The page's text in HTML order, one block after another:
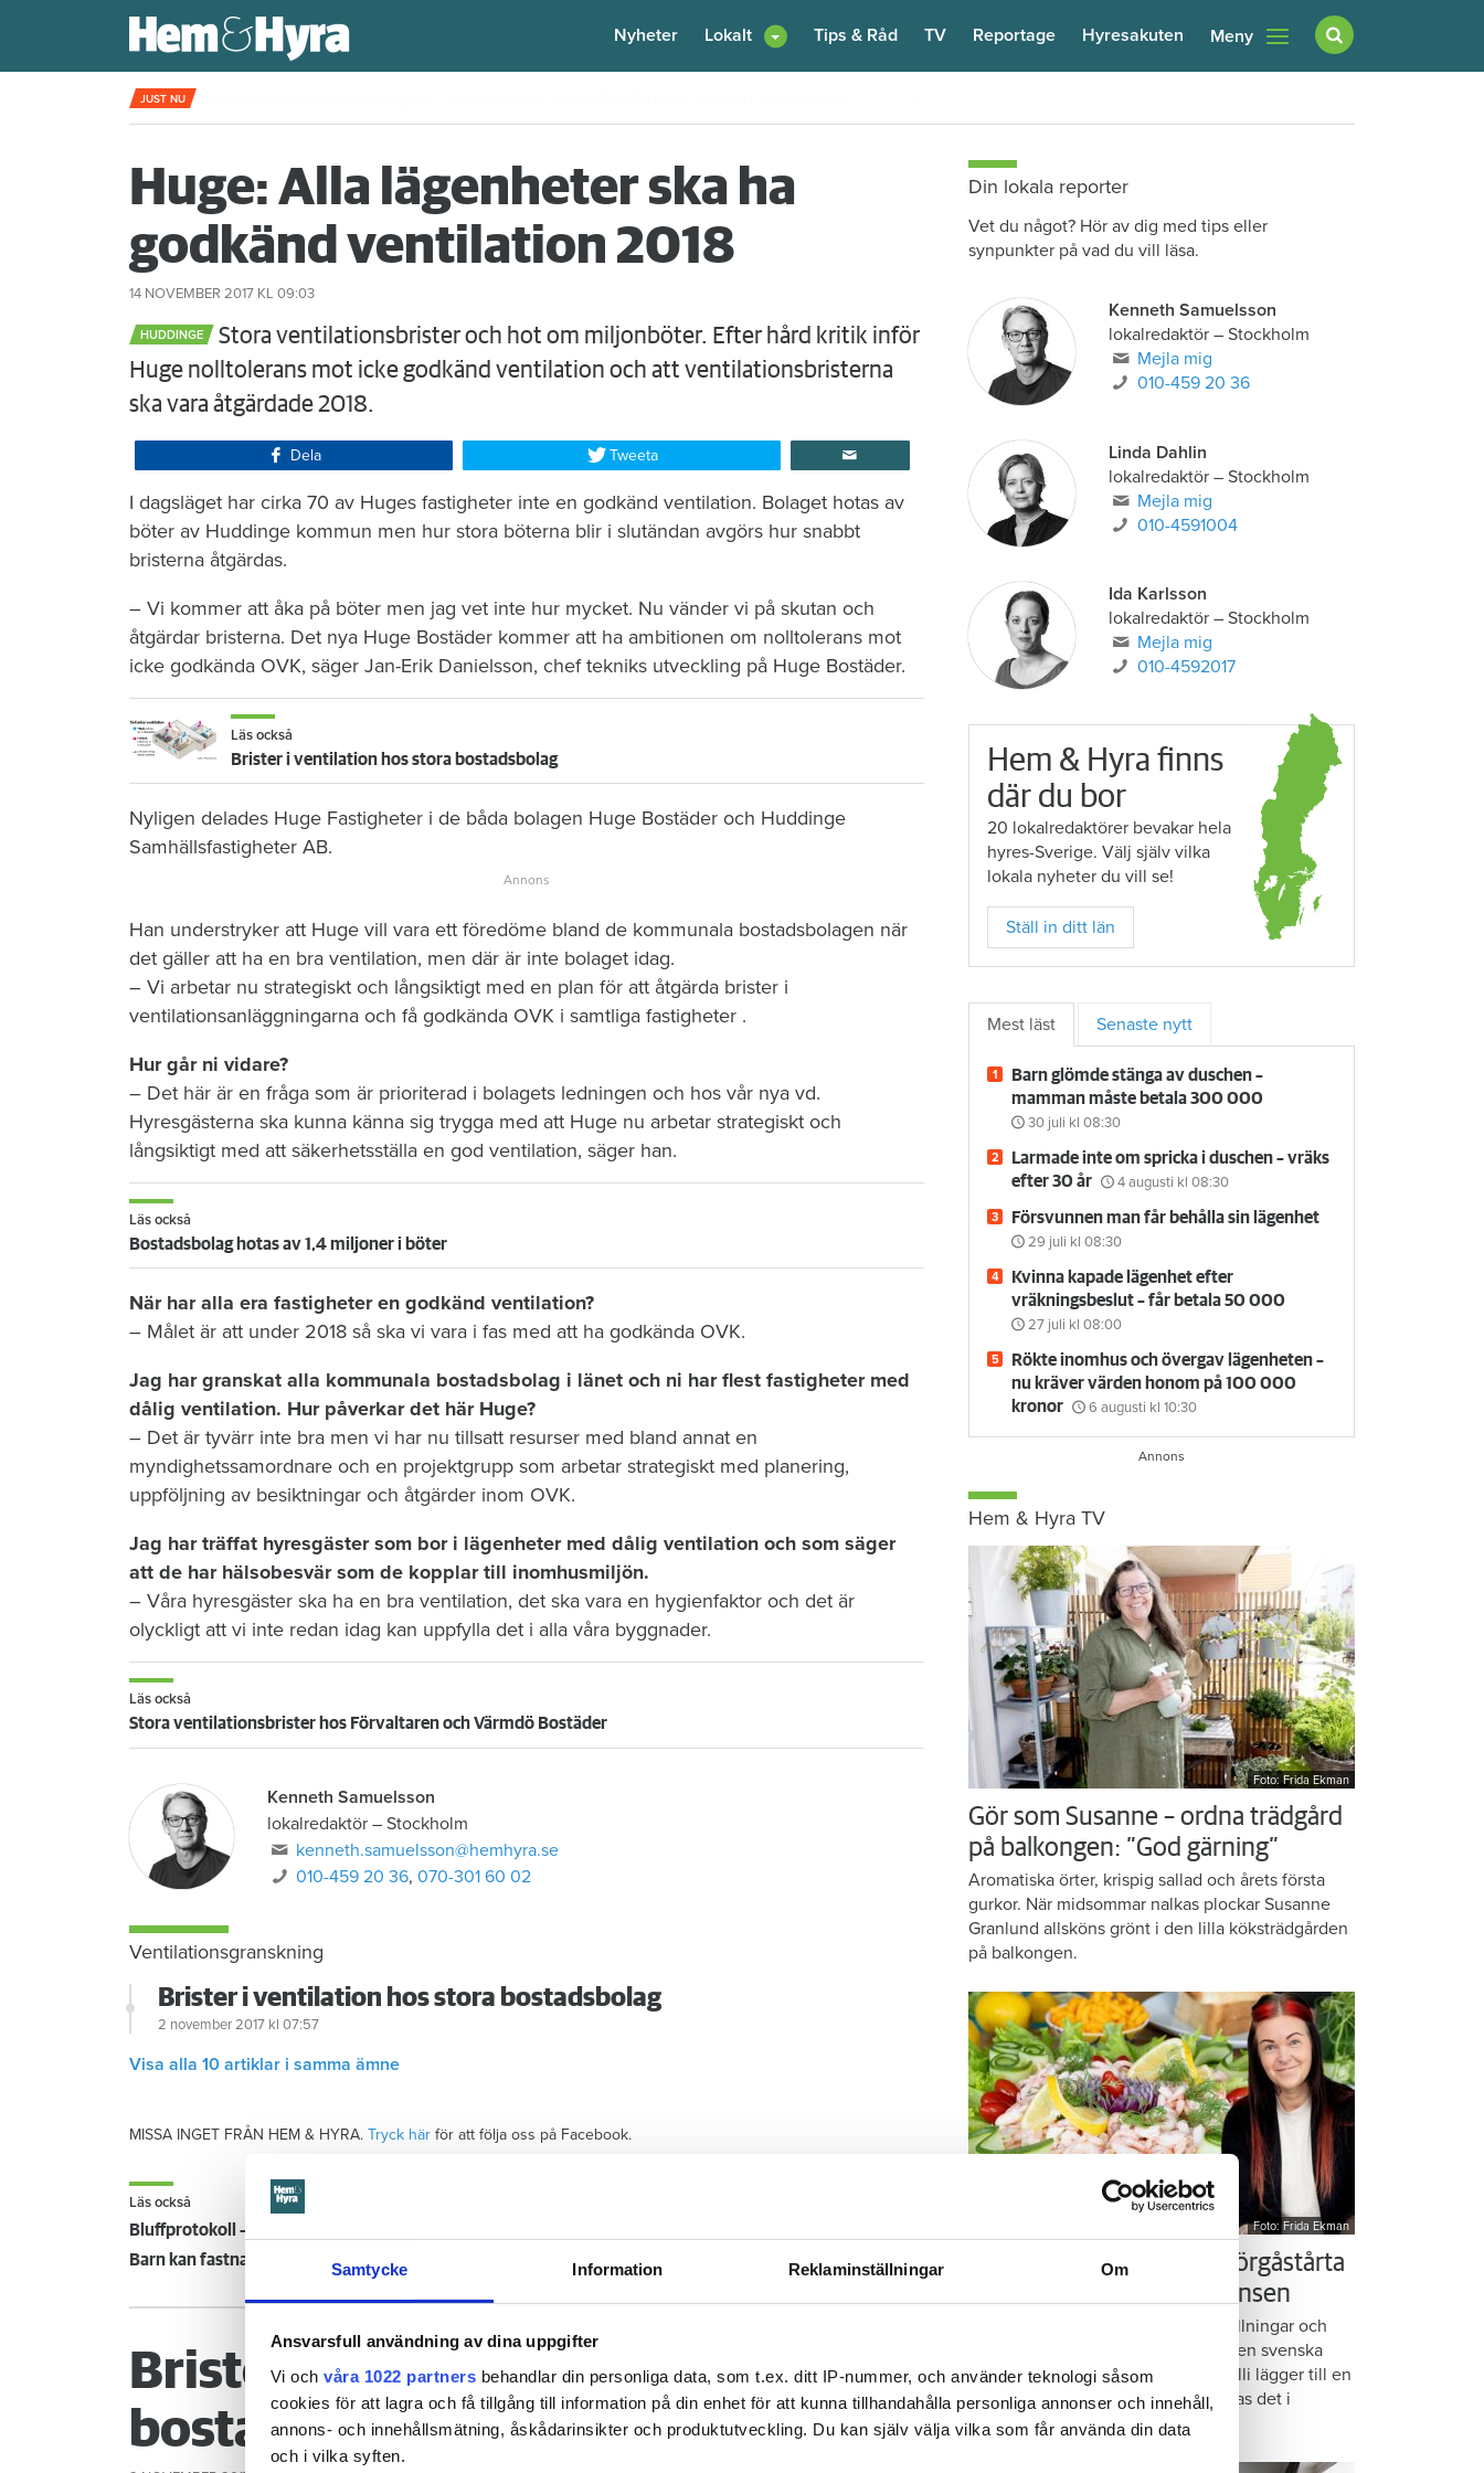
Samtycke Information Reklaminställningar Om
Ansvarsfull användning av dina uppgifter
Vi och våra 1022 partners behandlar din personliga data, som t.ex. ditt IP-nummer, och använder teknologi såsom
cookies för att lagra och få tillgång till information på din enhet för att kunna tillhandahålla personliga annonser och innehåll,
annons- och innehållsmätning, åskådarinsikter och produktutveckling. Du kan själv välja vilka som får använda din data
och i vilka syften.
Nyheter Lokalt Tips & Råd TV Reportage Hyresakuten Meny
JUST NU
Huge: Alla lägenheter ska ha
godkänd ventilation 2018
14 NOVEMBER 2017 KL 09:03
HUDDINGE
Stora ventilationsbrister och hot om miljonböter. Efter hård kritik inför
Huge nolltolerans mot icke godkänd ventilation och att ventilationsbristerna
ska vara åtgärdade 2018.
Dela Tweeta
I dagsläget har cirka 70 av Huges fastigheter inte en godkänd ventilation. Bolaget hotas av
böter av Huddinge kommun men hur stora böterna blir i slutändan avgörs hur snabbt
bristerna åtgärdas.
– Vi kommer att åka på böter men jag vet inte hur mycket. Nu vänder vi på skutan och
åtgärdar bristerna. Det nya Huge Bostäder kommer att ha ambitionen om nolltolerans mot
icke godkända OVK, säger Jan-Erik Danielsson, chef tekniks utveckling på Huge Bostäder.
Läs också
Brister i ventilation hos stora bostadsbolag
Nyligen delades Huge Fastigheter i de båda bolagen Huge Bostäder och Huddinge
Samhällsfastigheter AB.
Han understryker att Huge vill vara ett föredöme bland de kommunala bostadsbolagen när
det gäller att ha en bra ventilation, men där är inte bolaget idag.
– Vi arbetar nu strategiskt och långsiktigt med en plan för att åtgärda brister i
ventilationsanläggningarna och få godkända OVK i samtliga fastigheter .
Hur går ni vidare?
– Det här är en fråga som är prioriterad i bolagets ledningen och hos vår nya vd.
Hyresgästerna ska kunna känna sig trygga med att Huge nu arbetar strategiskt och
långsiktigt med att säkerhetsställa en god ventilation, säger han.
Läs också
Bostadsbolag hotas av 1,4 miljoner i böter
När har alla era fastigheter en godkänd ventilation?
– Målet är att under 2018 så ska vi vara i fas med att ha godkända OVK.
Jag har granskat alla kommunala bostadsbolag i länet och ni har flest fastigheter med
dålig ventilation. Hur påverkar det här Huge?
– Det är tyvärr inte bra men vi har nu tillsatt resurser med bland annat en
myndighetssamordnare och en projektgrupp som arbetar strategiskt med planering,
uppföljning av besiktningar och åtgärder inom OVK.
Jag har träffat hyresgäster som bor i lägenheter med dålig ventilation och som säger
att de har hälsobesvär som de kopplar till inomhusmiljön.
– Våra hyresgäster ska ha en bra ventilation, det ska vara en hygienfaktor och det är
olyckligt att vi inte redan idag kan uppfylla det i alla våra byggnader.
Läs också
Stora ventilationsbrister hos Förvaltaren och Värmdö Bostäder
Kenneth Samuelsson
lokalredaktör – Stockholm
kenneth.samuelsson@hemhyra.se
010-459 20 36,070-301 60 02
Ventilationsgranskning
Brister i ventilation hos stora bostadsbolag
2 november 2017 kl 07:57
Visa alla 10 artiklar i samma ämne
MISSA INGET FRÅN HEM & HYRA. Tryck här för att följa oss på Facebook.
Läs också
Bluffprotokoll – så godkändes bristfällig ventilation
Barn kan fastna och strypas – var tionde lekplats har allvarliga brister
Brister i ventilation hos stora
bostadsbolag
Din lokala reporter
Vet du något? Hör av dig med tips eller
synpunkter på vad du vill läsa.
Kenneth Samuelsson
lokalredaktör– Stockholm
Mejla mig
010-459 20 36
Linda Dahlin
lokalredaktör– Stockholm
Mejla mig
010-4591004
Ida Karlsson
lokalredaktör – Stockholm
Mejla mig
010-4592017
Hem & Hyra finns
där du bor
20 lokalredaktörer bevakar hela
hyres-Sverige. Välj själv vilka
lokala nyheter du vill se!
Ställ in ditt län
Mest läst Senaste nytt
Barn glömde stänga av duschen –
mamman måste betala 300 000
30 juli kl 08:30
Larmade inte om spricka i duschen – vräks
efter 30 år
4 augusti kl 08:30
Försvunnen man får behålla sin lägenhet
29 juli kl 08:30
Kvinna kapade lägenhet efter
vräkningsbeslut – får betala 50 000
27 juli kl 08:00
Rökte inomhus och övergav lägenheten –
nu kräver värden honom på 100 000
kronor
6 augusti kl 10:30
Hem & Hyra TV
Foto: Frida Ekman
Gör som Susanne – ordna trädgård
på balkongen: ”God gärning”
Aromatiska örter, krispig sallad och årets första
gurkor. När midsommar nalkas plockar Susanne
Granlund allsköns grönt i den lilla köksträdgården
på balkongen.
Foto: Frida Ekman
Messi älskar Victorias smörgåstårta
– trots den galna ingrediensen
Formbrödsskivor i rader, krämiga fyllningar och
krispiga grönsaker. Det är basen i den svenska
klassikern smörgåstårta. Victoria Lalli lägger till en
specialingrediens – och ändå vattnas det i
munnen på självaste Messi.